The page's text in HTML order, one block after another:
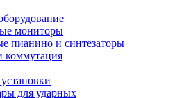
мониторы
пианино и синтезаторы
для ударных